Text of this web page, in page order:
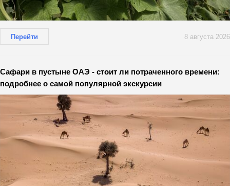
Перейти 8 августа 2026
Сафари в пустыне ОАЭ - стоит ли потраченного времени:
подробнее о самой популярной экскурсии